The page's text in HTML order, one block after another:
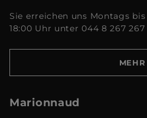
Sie erreichen uns Montags
18:00 Uhr unter 044 8 267 267
MEHR
Marionnaud